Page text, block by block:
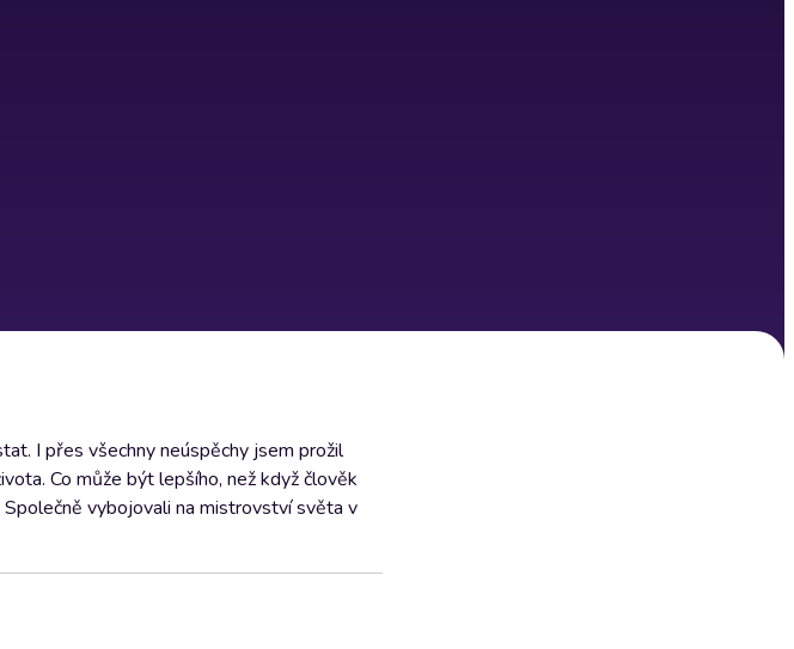
I přes všechny neúspěchy jsem prožil
Co může být lepšího, než když člověk
vybojovali na mistrovství světa v